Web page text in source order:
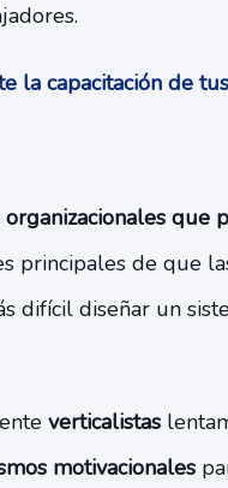
la capacitación de
que
principales de que
difícil diseñar un
verticalistas
motivacionales